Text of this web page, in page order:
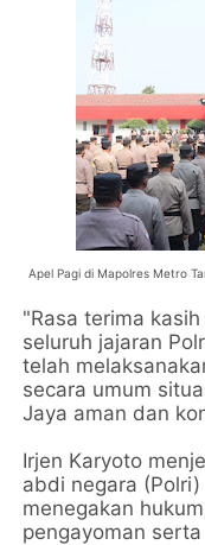
Apel Pagi di Mapolres Metro
"Rasa terima
seluruh jajaran
telah
secara umum
Jaya aman dan
Irjen Karyoto
abdi negara
menegakan
pengayoman